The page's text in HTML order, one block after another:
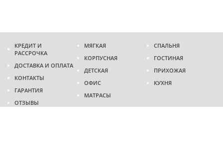
КРЕДИТ И
РАССРОЧКА
ДОСТАВКА И ОПЛАТА
КОНТАКТЫ
ГАРАНТИЯ
ОТЗЫВЫ
МЯГКАЯ
КОРПУСНАЯ
ДЕТСКАЯ
ОФИС
МАТРАСЫ
СПАЛЬНЯ
ГОСТИНАЯ
ПРИХОЖАЯ
КУХНЯ